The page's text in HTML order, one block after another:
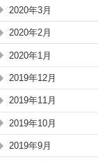
2020年3月
2020年2月
2020年1月
2019年12月
2019年11月
2019年10月
2019年9月